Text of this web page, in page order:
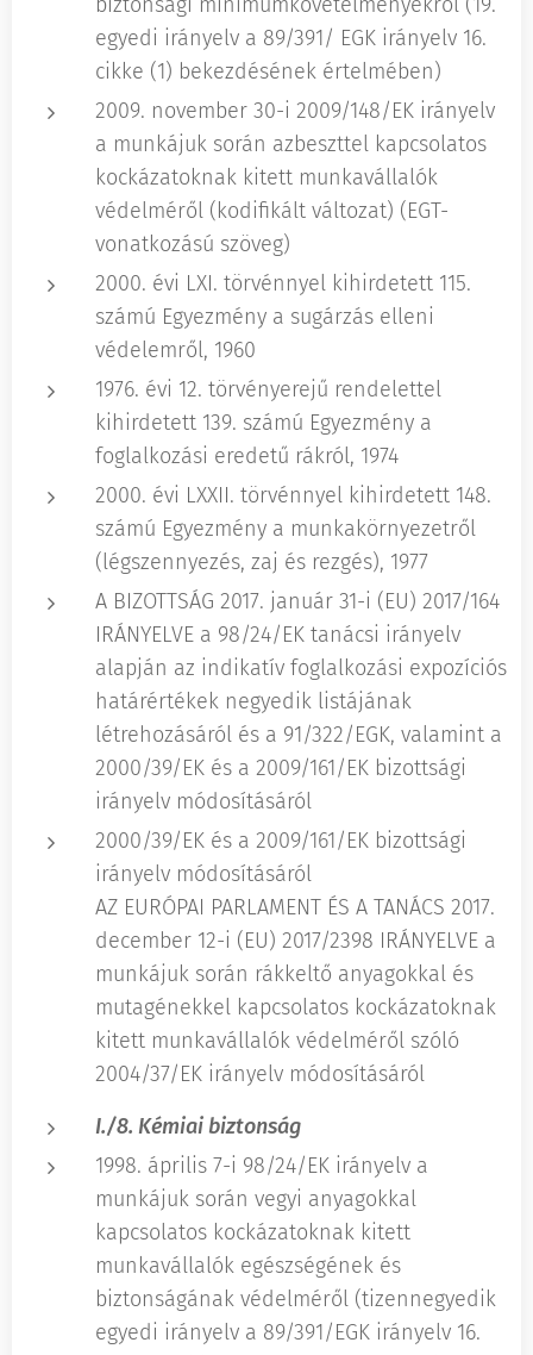
egyedi irányelv a 89/391/ EGK irányelv 16.
cikke (1) bekezdésének értelmében)
2009. november 30-i 2009/148/EK irányelv
a munkájuk során azbeszttel kapcsolatos
kockázatoknak kitett munkavállalók
védelméről (kodifikált változat) (EGT-
vonatkozású szöveg)
2000. évi LXI. törvénnyel kihirdetett 115.
számú Egyezmény a sugárzás elleni
védelemről, 1960
1976. évi 12. törvényerejű rendelettel
kihirdetett 139. számú Egyezmény a
foglalkozási eredetű rákról, 1974
2000. évi LXXII. törvénnyel kihirdetett 148.
számú Egyezmény a munkakörnyezetről
(légszennyezés, zaj és rezgés), 1977
A BIZOTTSÁG 2017. január 31-i (EU) 2017/164
IRÁNYELVE a 98/24/EK tanácsi irányelv
alapján az indikatív foglalkozási expozíciós
határértékek negyedik listájának
létrehozásáról és a 91/322/EGK, valamint a
2000/39/EK és a 2009/161/EK bizottsági
irányelv módosításáról
2000/39/EK és a 2009/161/EK bizottsági
irányelv módosításáról
AZ EURÓPAI PARLAMENT ÉS A TANÁCS 2017.
december 12-i (EU) 2017/2398 IRÁNYELVE a
munkájuk során rákkeltő anyagokkal és
mutagénekkel kapcsolatos kockázatoknak
kitett munkavállalók védelméről szóló
2004/37/EK irányelv módosításáról
I./8. Kémiai biztonság
1998. április 7-i 98/24/EK irányelv a
munkájuk során vegyi anyagokkal
kapcsolatos kockázatoknak kitett
munkavállalók egészségének és
biztonságának védelméről (tizennegyedik
egyedi irányelv a 89/391/EGK irányelv 16.